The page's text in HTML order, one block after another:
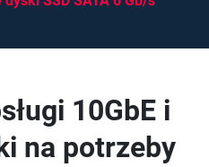
10GbE i
na potrzeby